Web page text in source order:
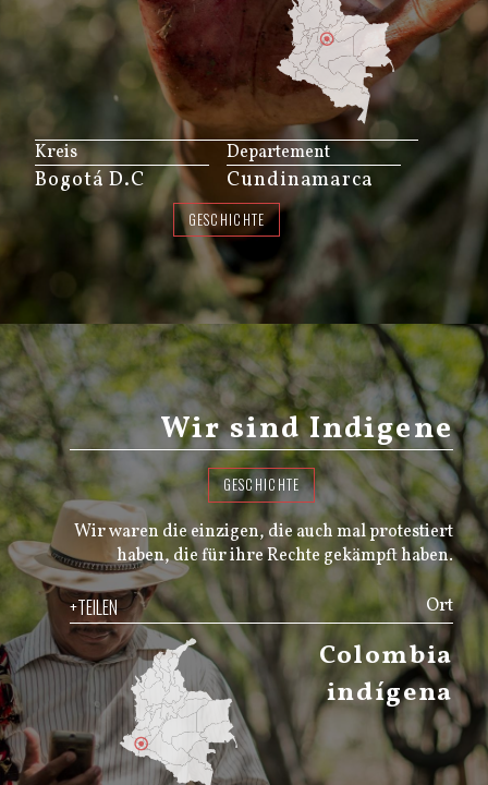
JS map by amCharts
Kreis
Bogotá D.C
Departement
Cundinamarca
GESCHICHTE
Wir sind Indigene
GESCHICHTE
Wir waren die einzigen, die auch mal protestiert
haben, die für ihre Rechte gekämpft haben.
Ort
+TEILEN
Colombia
indígena